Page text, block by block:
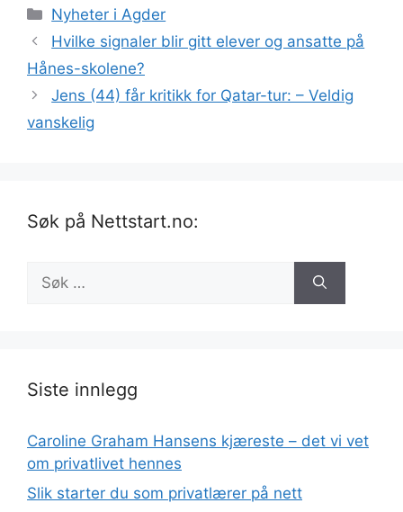
Kategorier
Nyheter i Agder
Hvilke signaler blir gitt elever og ansatte på
Hånes-skolene?
Jens (44) får kritikk for Qatar-tur: – Veldig
vanskelig
Søk på Nettstart.no:
etter:
Siste innlegg
Caroline Graham Hansens kjæreste – det vi vet
om privatlivet hennes
Slik starter du som privatlærer på nett